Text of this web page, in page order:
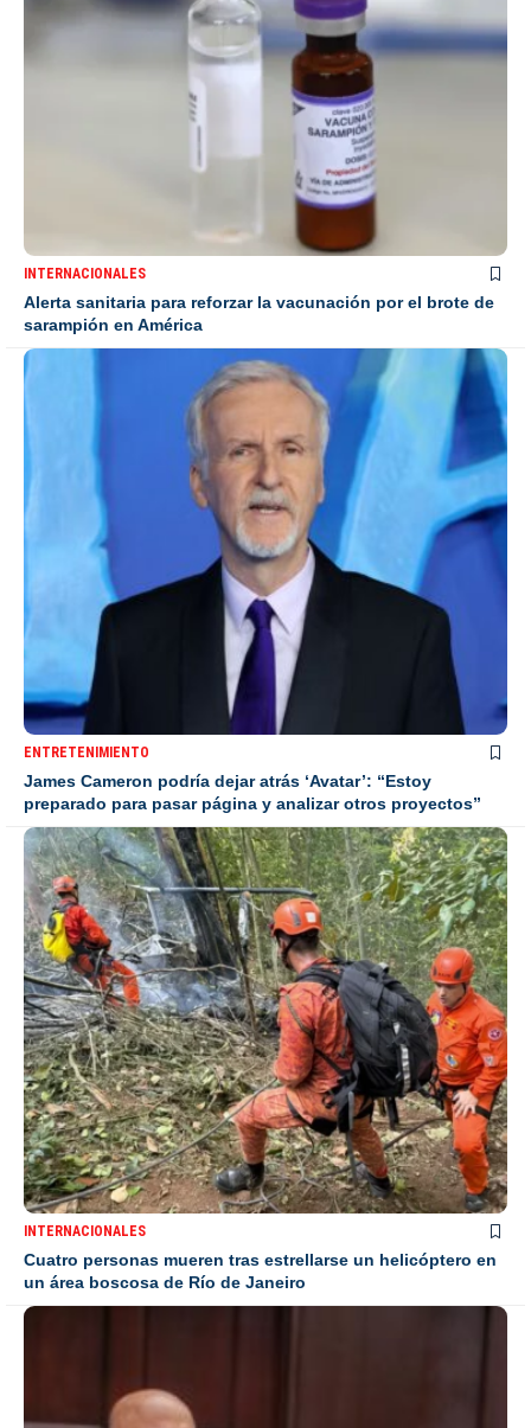
INTERNACIONALES
Alerta sanitaria para reforzar la vacunación por el brote de
sarampión en América
ENTRETENIMIENTO
James Cameron podría dejar atrás ‘Avatar’: “Estoy
preparado para pasar página y analizar otros proyectos”
INTERNACIONALES
Cuatro personas mueren tras estrellarse un helicóptero en
un área boscosa de Río de Janeiro